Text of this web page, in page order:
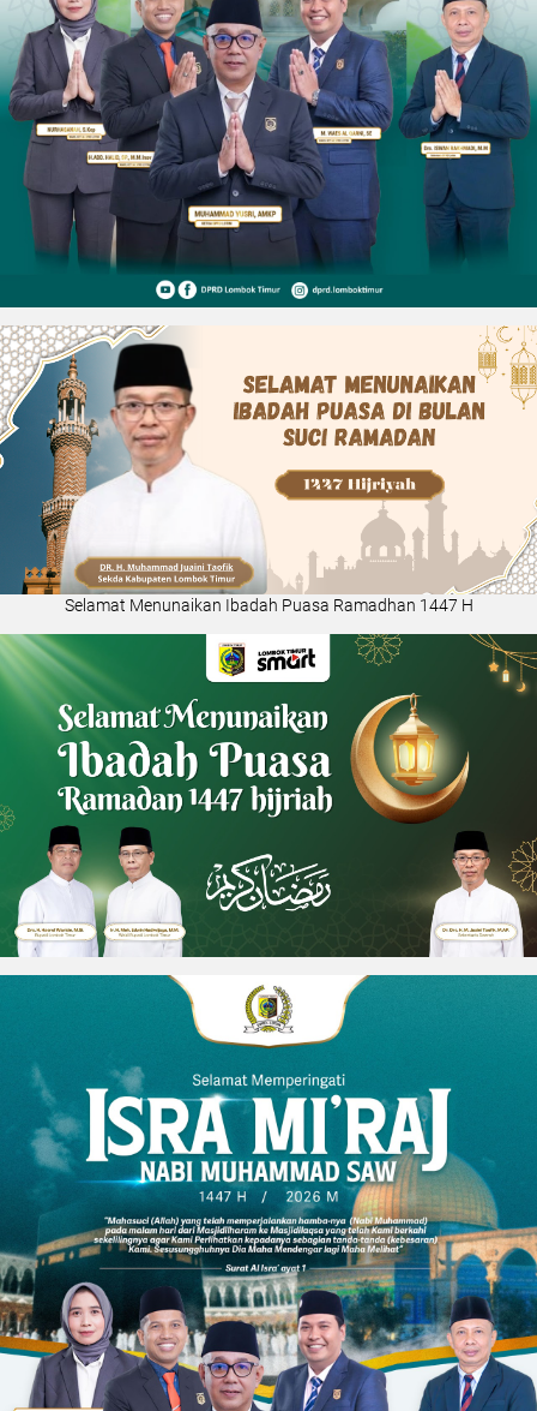
Selamat Menunaikan Ibadah Puasa Ramadhan 1447 H